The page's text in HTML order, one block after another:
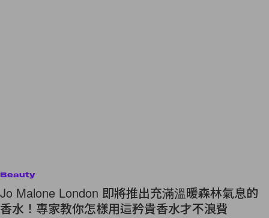
Beauty
Jo Malone London 即將推出充滿溫暖森林氣息的
香水！專家教你怎樣用這矜貴香水才不浪費